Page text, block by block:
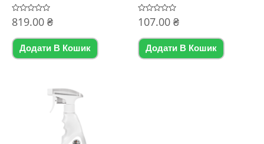
Оцінено
в
з
819.00 ₴
Додати В Кошик
Оцінено
в
з
107.00 ₴
Додати В Кошик